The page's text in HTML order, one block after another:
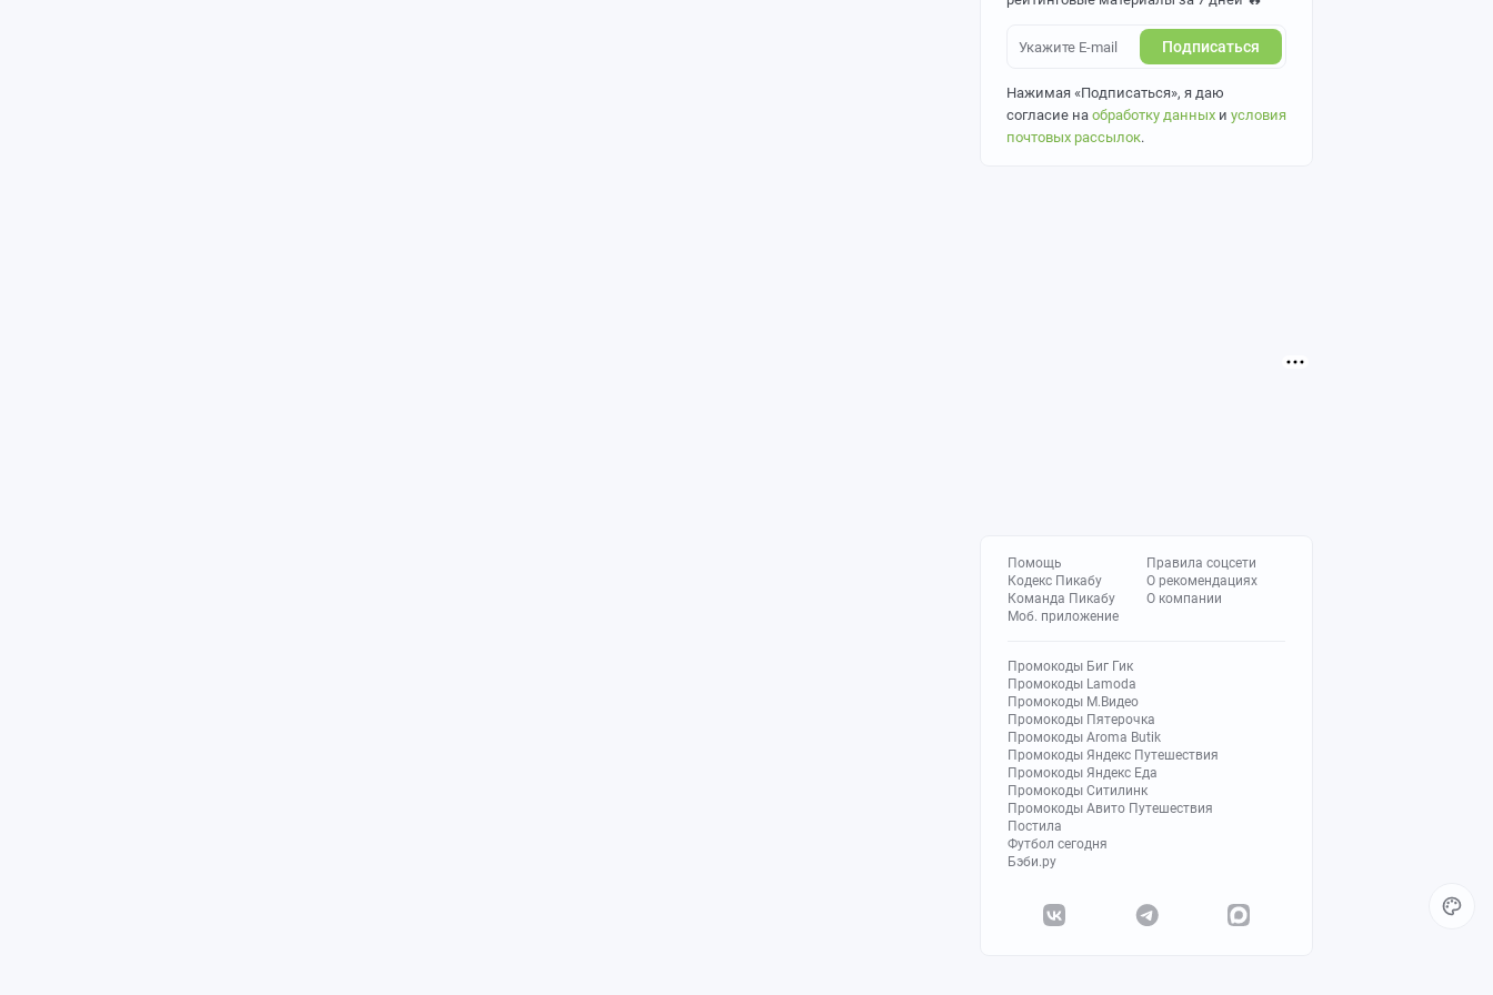
Подписаться
Нажимая «Подписаться», я даю
согласие на обработку данных и условия
почтовых рассылок.
Помощь
Кодекс Пикабу
Команда Пикабу
Моб. приложение
Правила соцсети
О рекомендациях
О компании
Промокоды Биг Гик
Промокоды Lamoda
Промокоды М.Видео
Промокоды Пятерочка
Промокоды Aroma Butik
Промокоды Яндекс Путешествия
Промокоды Яндекс Еда
Промокоды Ситилинк
Промокоды Авито Путешествия
Постила
Футбол сегодня
Бэби.ру